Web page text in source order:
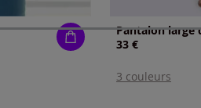
33 €
3 couleurs